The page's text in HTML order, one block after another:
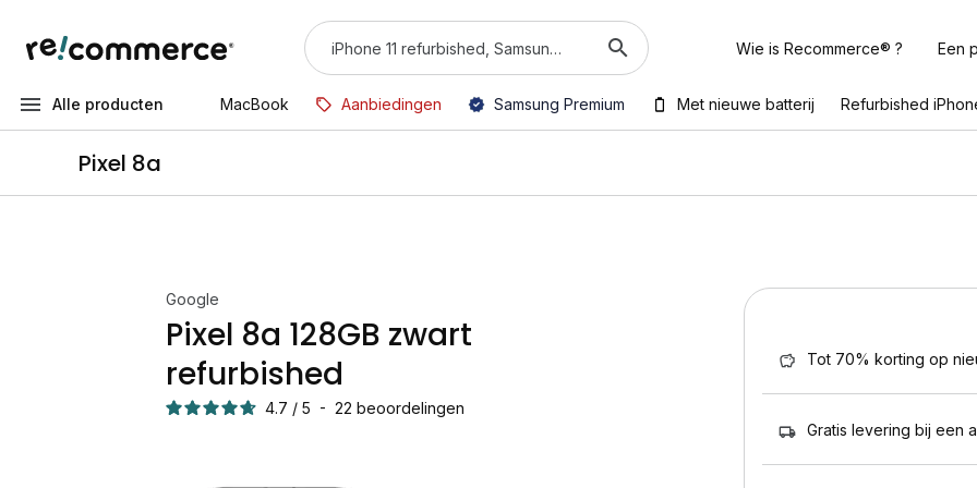
Wie is Recommerce® ? Een
Alle producten MacBook Aanbiedingen Samsung Premium Met nieuwe batterij Refurbished
Pixel 8a
Google
Pixel 8a 128GB zwart
refurbished
4.7 / 5 - 22 beoordelingen
Tot 70% korting op
Gratis levering bij een